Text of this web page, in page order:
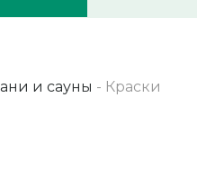
и сауны - Краски